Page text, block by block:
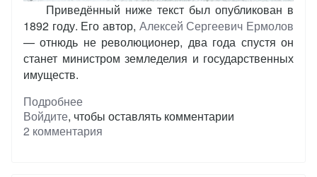
Приведённый ниже текст был опубликован в
1892 году. Его автор, Алексей Сергеевич Ермолов
— отнюдь не революционер, два года спустя он
станет министром земледелия и государственных
имуществ.
Подробнее
Царский
министр
Войдите, чтобы оставлять комментарии
2 комментария